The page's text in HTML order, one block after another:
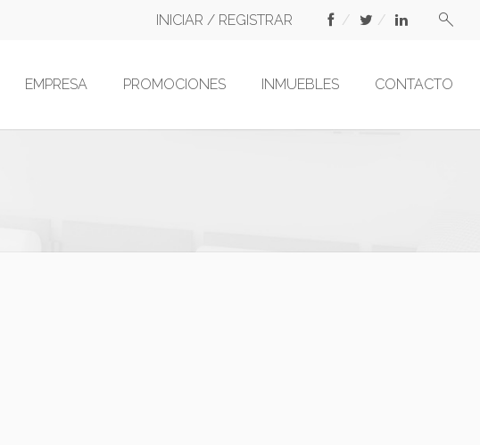
INICIAR / REGISTRAR
EMPRESA PROMOCIONES INMUEBLES CONTACTO